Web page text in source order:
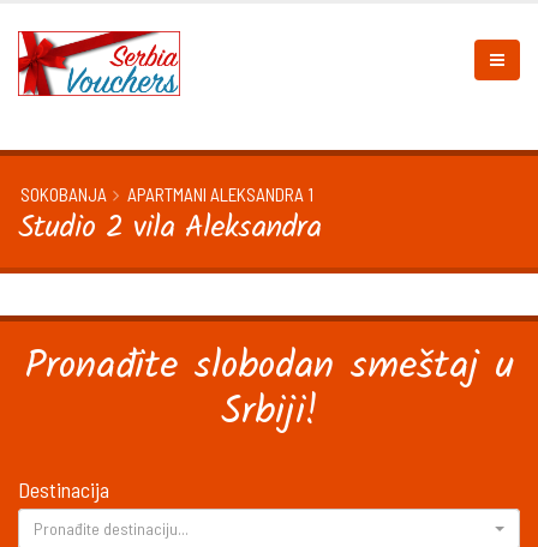
SOKOBANJA APARTMANI ALEKSANDRA 1
Studio 2 vila Aleksandra
Pronađite slobodan smeštaj u
Srbiji!
Destinacija
Pronađite destinaciju...